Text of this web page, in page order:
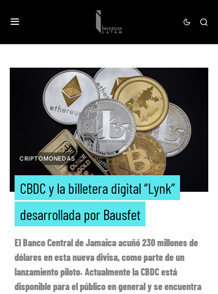
CRIPTOMONEDAS
CBDC y la billetera digital “Lynk”
desarrollada por Bausfet
El Banco Central de Jamaica acuñó 230 millones de
dólares en esta nueva divisa, como parte de un
lanzamiento piloto. Actualmente la CBDC está
disponible para el público en general y se encuentra